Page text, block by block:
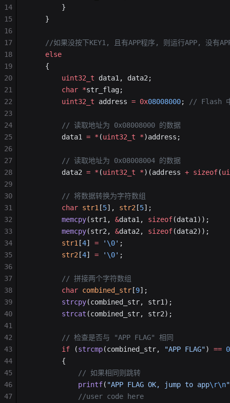
        }
    }
//如果没按下KEY1, 且有APP程序, 则运行APP, 没有
    else
    {
        uint32_t
data1, data2;
        char
*str_flag;
        uint32_t
address = 0x08008000; // Flash 中
        // 读取地址为 0x08008000 的数据
        data1
= * (uint32_t *)address;
        // 读取地址为 0x08008004 的数据
        data2
= * (uint32_t *)(address + sizeof(
        // 将数据转换为字符数组
        char
str1 [5], str2 [5];
        memcpy
(str1, &data1, sizeof(data1));
        memcpy
(str2, &data2, sizeof(data2));
        str1
[4] = ' \0' ;
        str2
[4] = ' \0' ;
        // 拼接两个字符数组
        char
combined_str [9];
        strcpy
(combined_str, str1);
        strcat
(combined_str, str2);
        // 检查是否与 "APP FLAG" 相同
        if
(strcmp(combined_str, "APP FLAG") == 0
        {
            // 如果相同则跳转
            printf
( "APP FLAG OK, jump to app\r\n"
            //user code here
14
15
16
17
18
19
20
21
22
23
24
25
26
27
28
29
30
31
32
33
34
35
36
37
38
39
40
41
42
43
44
45
46
47